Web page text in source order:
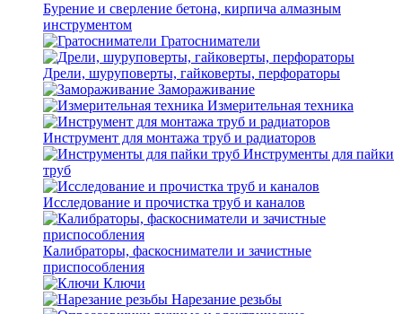
Бурение и сверление бетона, кирпича алмазным
инструментом
Гратосниматели
Дрели, шуруповерты, гайковерты, перфораторы
Замораживание
Измерительная техника
Инструмент для монтажа труб и радиаторов
Инструменты для пайки
труб
Исследование и прочистка труб и каналов
Калибраторы, фаскосниматели и зачистные
приспособления
Ключи
Нарезание резьбы